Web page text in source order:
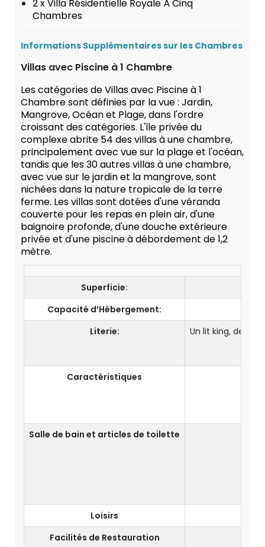
2 x Villa Résidentielle Royale À Cinq
Chambres
Informations Supplémentaires sur les Chambres
Villas avec Piscine à 1 Chambre
Les catégories de Villas avec Piscine à 1
Chambre sont définies par la vue : Jardin,
Mangrove, Océan et Plage, dans l'ordre
croissant des catégories. L'île privée du
complexe abrite 54 des villas à une chambre,
principalement avec vue sur la plage et l'océan,
tandis que les 30 autres villas à une chambre,
avec vue sur le jardin et la mangrove, sont
nichées dans la nature tropicale de la terre
ferme. Les villas sont dotées d'une véranda
couverte pour les repas en plein air, d'une
baignoire profonde, d'une douche extérieure
privée et d'une piscine à débordement de 1,2
mètre.
Superficie:
Capacité d’Hébergement:
Literie:
Un lit king, deux
Caractéristiques
Salle de bain et articles de toilette
Loisirs
Facilités de Restauration